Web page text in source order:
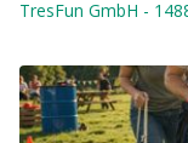
TresFun GmbH -